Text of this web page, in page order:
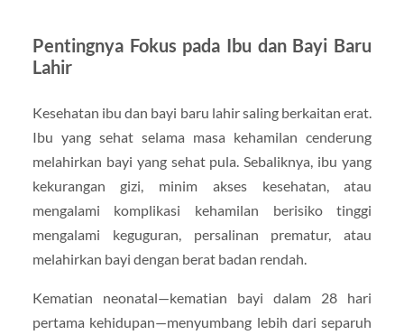
Pentingnya Fokus pada Ibu dan Bayi Baru
Lahir
Kesehatan ibu dan bayi baru lahir saling berkaitan erat.
Ibu yang sehat selama masa kehamilan cenderung
melahirkan bayi yang sehat pula. Sebaliknya, ibu yang
kekurangan gizi, minim akses kesehatan, atau
mengalami komplikasi kehamilan berisiko tinggi
mengalami keguguran, persalinan prematur, atau
melahirkan bayi dengan berat badan rendah.
Kematian neonatal—kematian bayi dalam 28 hari
pertama kehidupan—menyumbang lebih dari separuh